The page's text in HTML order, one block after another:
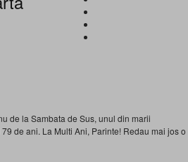
de la Sambata de Sus, unul din marii
de ani. La Multi Ani, Parinte! Redau mai jos o